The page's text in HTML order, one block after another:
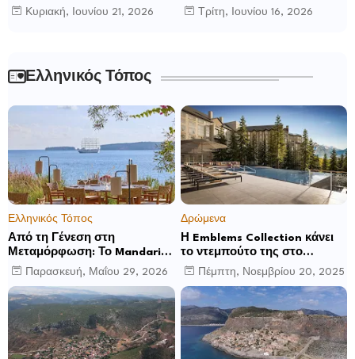
Ρούμελης
Κυριακή, Ιουνίου 21, 2026
παγκόσμιο γίγνεσθαι.
Τρίτη, Ιουνίου 16, 2026
Ελληνικός Τόπος
Ελληνικός Τόπος
Από τη Γένεση στη
Μεταμόρφωση: Το Mandarin
Oriental, Costa Navarino
αποκαλύπτει μια νέα σεζόν
βιωματικών εμπειριών
Παρασκευή, Μαΐου 29, 2026
Δρώμενα
Η Emblems Collection κάνει
το ντεμπούτο της στο
Ηνωμένο Βασίλειο με το
Luckham Park Hotel & Spa
και ανακοινώνει άλλα έξι
ανοίγματα για το 2026 και
μετά
Πέμπτη, Νοεμβρίου 20, 2025